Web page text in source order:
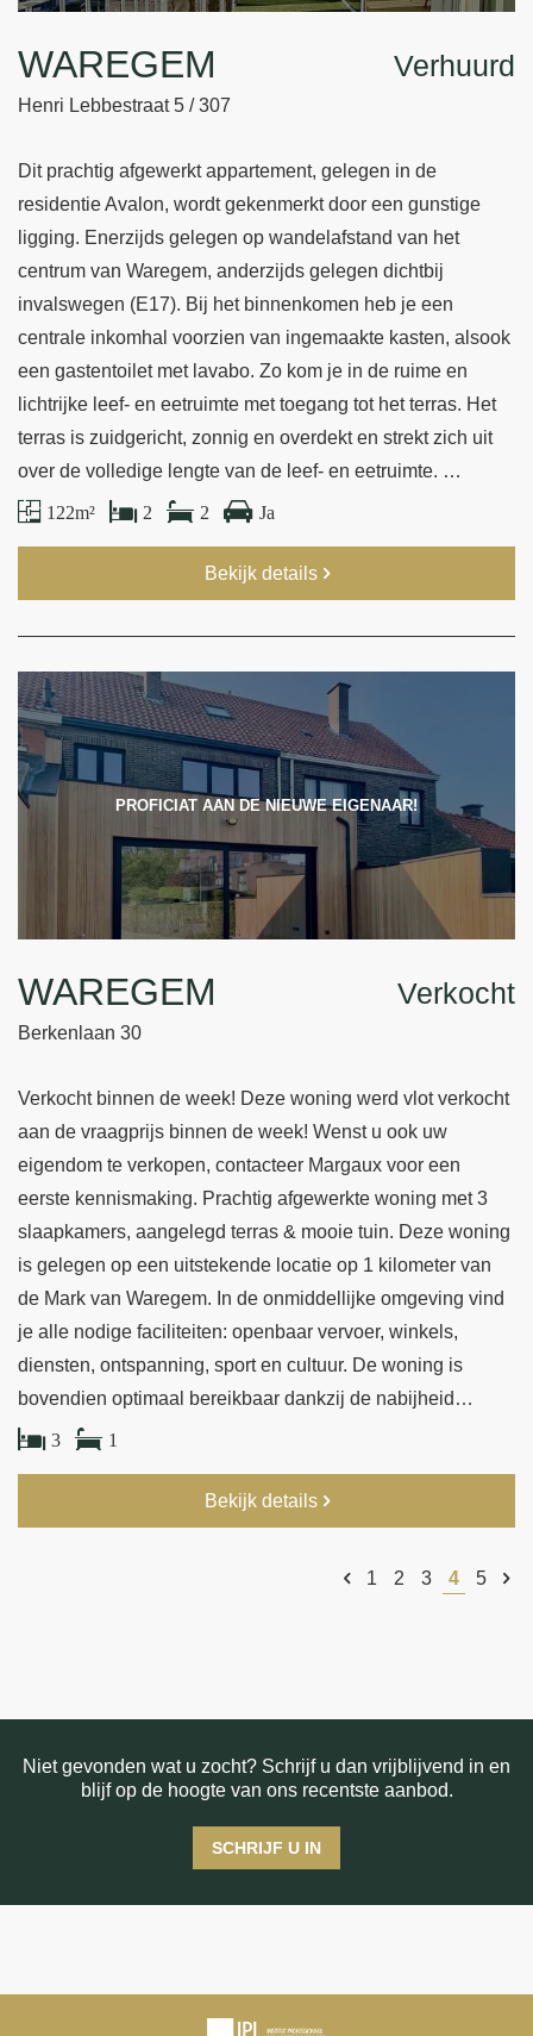
WAREGEM
Henri Lebbestraat 5 / 307
Verhuurd
Dit prachtig afgewerkt appartement, gelegen in de
residentie Avalon, wordt gekenmerkt door een gunstige
ligging. Enerzijds gelegen op wandelafstand van het
centrum van Waregem, anderzijds gelegen dichtbij
invalswegen (E17). Bij het binnenkomen heb je een
centrale inkomhal voorzien van ingemaakte kasten, alsook
een gastentoilet met lavabo. Zo kom je in de ruime en
lichtrijke leef- en eetruimte met toegang tot het terras. Het
terras is zuidgericht, zonnig en overdekt en strekt zich uit
over de volledige lengte van de leef- en eetruimte. …
122 m² 2 2 Ja
Bekijk details
PROFICIAT AAN DE NIEUWE EIGENAAR!
WAREGEM
Berkenlaan 30
Verkocht
Verkocht binnen de week! Deze woning werd vlot verkocht
aan de vraagprijs binnen de week! Wenst u ook uw
eigendom te verkopen, contacteer Margaux voor een
eerste kennismaking. Prachtig afgewerkte woning met 3
slaapkamers, aangelegd terras & mooie tuin. Deze woning
is gelegen op een uitstekende locatie op 1 kilometer van
de Mark van Waregem. In de onmiddellijke omgeving vind
je alle nodige faciliteiten: openbaar vervoer, winkels,
diensten, ontspanning, sport en cultuur. De woning is
bovendien optimaal bereikbaar dankzij de nabijheid…
3 1
Bekijk details
1 2 3 4 5
Niet gevonden wat u zocht? Schrijf u dan vrijblijvend in en
blijf op de hoogte van ons recentste aanbod.
SCHRIJF U IN